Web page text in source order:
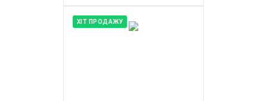
ХІТ ПРОДАЖУ